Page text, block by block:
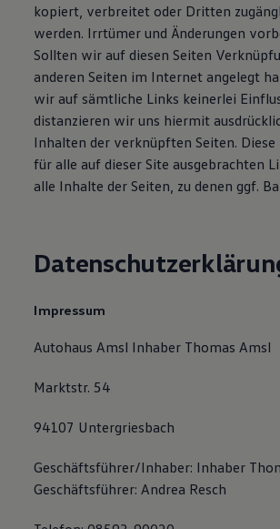
kopiert, verbreitet oder Dritten
werden. Irrtümer und Änderungen
Sollten wir auf diesen Seiten
anderen Seiten im Internet angelegt
wir auf sämtliche Links keinerlei
distanzieren wir uns hiermit
Inhalten der verknüpften Seiten.
für alle auf dieser Site ausgebrachten
alle Inhalte der Seiten, zu denen ggf.
Impressum
Autohaus Amsl Inhaber Thomas Amsl
Marktstr. 54
94107 Untergriesbach
Geschäftsführer/Inhaber: Inhaber
Geschäftsführer: Andrea Resch